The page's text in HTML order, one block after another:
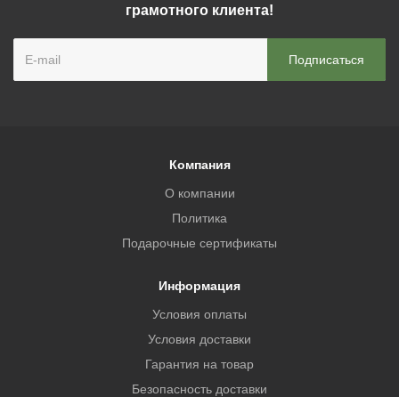
грамотного клиента!
Компания
О компании
Политика
Подарочные сертификаты
Информация
Условия оплаты
Условия доставки
Гарантия на товар
Безопасность доставки